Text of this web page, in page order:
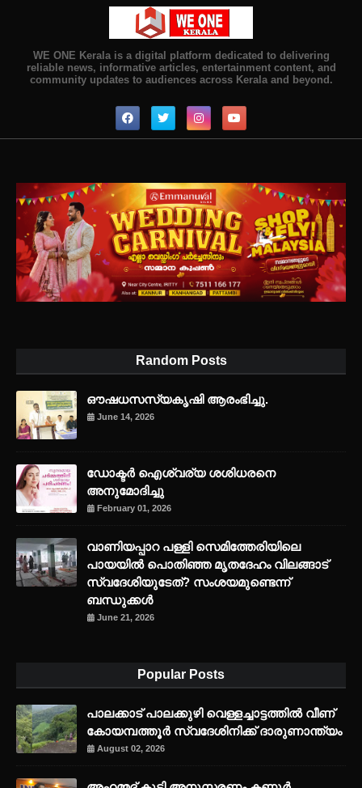
WE ONE Kerala is a digital platform dedicated to delivering
reliable news, informative articles, entertainment content, and
community updates to audiences across Kerala and beyond.
Random Posts
ഔഷധസസ്യകൃഷി ആരംഭിച്ചു.
June 14, 2026
ഡോക്ടർ ഐശ്വര്യ ശശിധരനെ
അനുമോദിച്ചു
February 01, 2026
വാണിയപ്പാറ പള്ളി സെമിത്തേരിയിലെ
പായയിൽ പൊതിഞ്ഞ മൃതദേഹം വിലങ്ങാട്
സ്വദേശിയുടേത്? സംശയമുണ്ടെന്ന്
ബന്ധുക്കൾ
June 21, 2026
Popular Posts
പാലക്കാട് പാലക്കുഴി വെള്ളച്ചാട്ടത്തില്‍ വീണ്
കോയമ്പത്തൂര്‍ സ്വദേശിനിക്ക് ദാരുണാന്ത്യം
August 02, 2026